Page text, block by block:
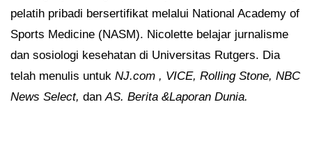
pelatih pribadi bersertifikat melalui National Academy of
Sports Medicine (NASM). Nicolette belajar jurnalisme
dan sosiologi kesehatan di Universitas Rutgers. Dia
telah menulis untuk NJ.com , VICE, Rolling Stone, NBC
News Select, danAS. Berita &Laporan Dunia.